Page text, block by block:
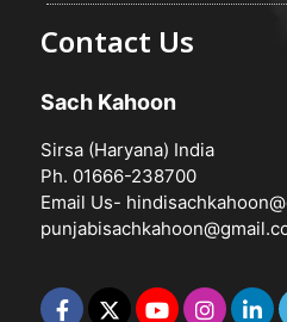
Contact Us
Sach Kahoon
Sirsa (Haryana) India
Ph. 01666-238700
Email Us-